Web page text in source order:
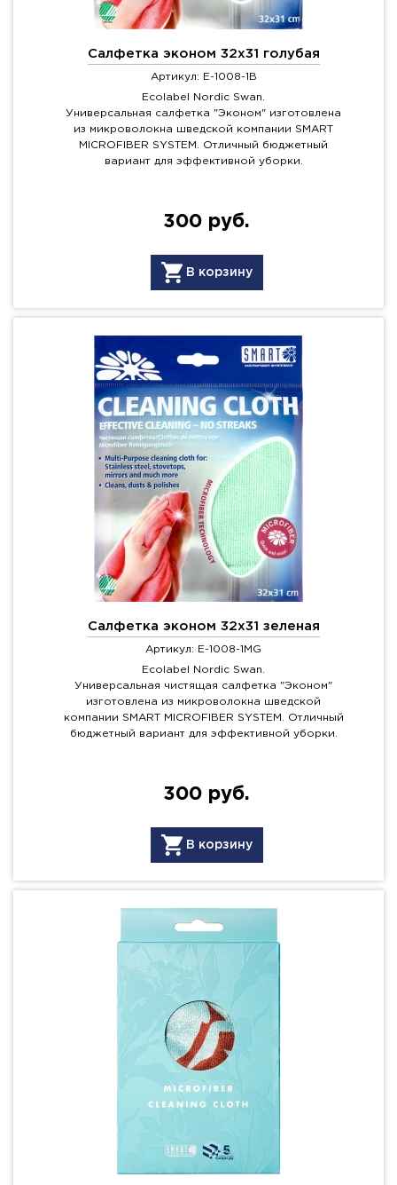
Салфетка эконом 32х31 голубая
Артикул: E-1008-1B
Ecolabel Nordic Swan.
Универсальная салфетка "Эконом" изготовлена
из микроволокна шведской компании SMART
MICROFIBER SYSTEM. Отличный бюджетный
вариант для эффективной уборки.
300 руб.
В корзину
Салфетка эконом 32х31 зеленая
Артикул: E-1008-1MG
Ecolabel Nordic Swan.
Универсальная чистящая салфетка "Эконом"
изготовлена из микроволокна шведской
компании SMART MICROFIBER SYSTEM. Отличный
бюджетный вариант для эффективной уборки.
300 руб.
В корзину